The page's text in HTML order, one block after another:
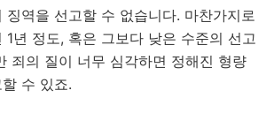
징역을 선고할 수 없습니다. 마찬가지로
1년 정도, 혹은 그보다 낮은 수준의 선고
죄의 질이 너무 심각하면 정해진 형량
수 있죠.